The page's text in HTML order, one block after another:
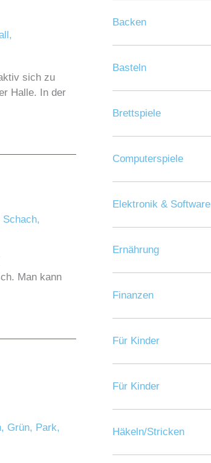
,
sich zu
Halle. In der
Schach,
Man kann
, Grün, Park,
Backen
Basteln
Brettspiele
Computerspiele
Elektronik & Software
Ernährung
Finanzen
Für Kinder
Für Kinder
Häkeln/Stricken